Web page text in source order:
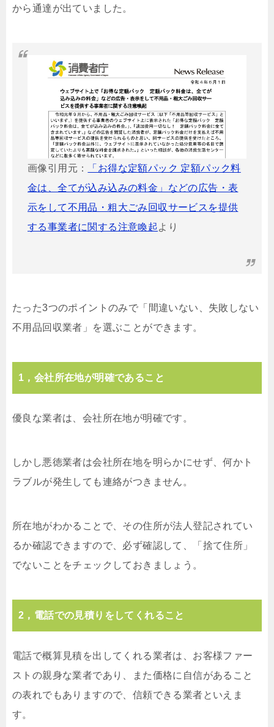
から通達が出ていました。
画像引用元：
「お得な定額パック 定額パック料
金は、全てが込み込みの料金」などの広告・表
示をして不用品・粗大ごみ回収サービスを提供
する事業者に関する注意喚起より
たった3つのポイントのみで「間違いない、失敗しない
不用品回収業者」を選ぶことができます。
1，会社所在地が明確であること
優良な業者は、会社所在地が明確です。
しかし悪徳業者は会社所在地を明らかにせず、何かト
ラブルが発生しても連絡がつきません。
所在地がわかることで、その住所が法人登記されてい
るか確認できますので、必ず確認して、「捨て住所」
でないことをチェックしておきましょう。
2，電話での見積りをしてくれること
電話で概算見積を出してくれる業者は、お客様ファー
ストの親身な業者であり、また価格に自信があること
の表れでもありますので、信頼できる業者といえま
す。